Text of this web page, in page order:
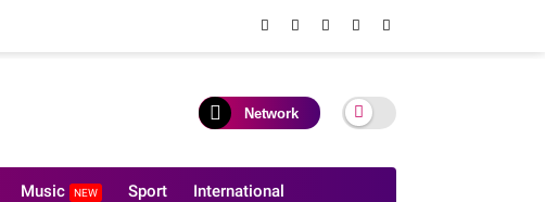
Network
Music NEW Sport International